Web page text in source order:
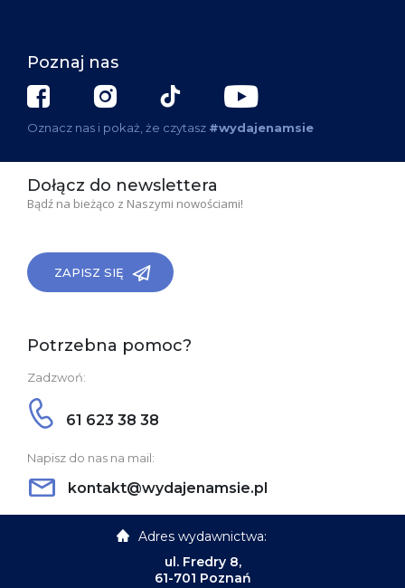
Poznaj nas
Oznacz nas i pokaż, że czytasz #wydajenamsie
Dołącz do newslettera
Bądź na bieżąco z Naszymi nowościami!
ZAPISZ SIĘ
Potrzebna pomoc?
Zadzwoń:
61 623 38 38
Napisz do nas na mail:
kontakt@wydajenamsie.pl
Adres wydawnictwa:
ul. Fredry 8,
61-701 Poznań